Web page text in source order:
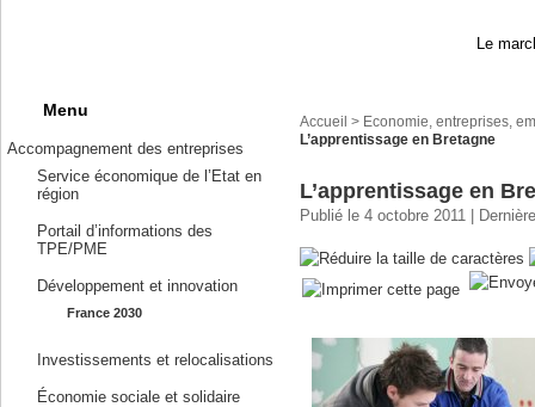
Le
Menu
Accompagnement des entreprises
Service économique de l’Etat en
région
Portail d’informations des
TPE/PME
Développement et innovation
France 2030
Investissements et relocalisations
Économie sociale et solidaire
Accueil > Economie, entreprises,
L’apprentissage en Bretagne
L’apprentissage en
Publié le 4 octobre 2011 |